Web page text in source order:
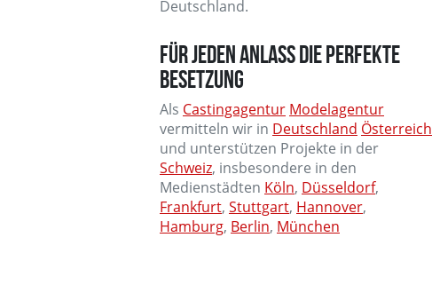
Deutschland.
FÜR JEDEN ANLASS DIE PERFEKTE
BESETZUNG
Als Castingagentur Modelagentur
vermitteln wir in Deutschland Österreich
und unterstützen Projekte in der
Schweiz, insbesondere in den
Medienstädten Köln, Düsseldorf,
Frankfurt, Stuttgart, Hannover,
Hamburg, Berlin, München